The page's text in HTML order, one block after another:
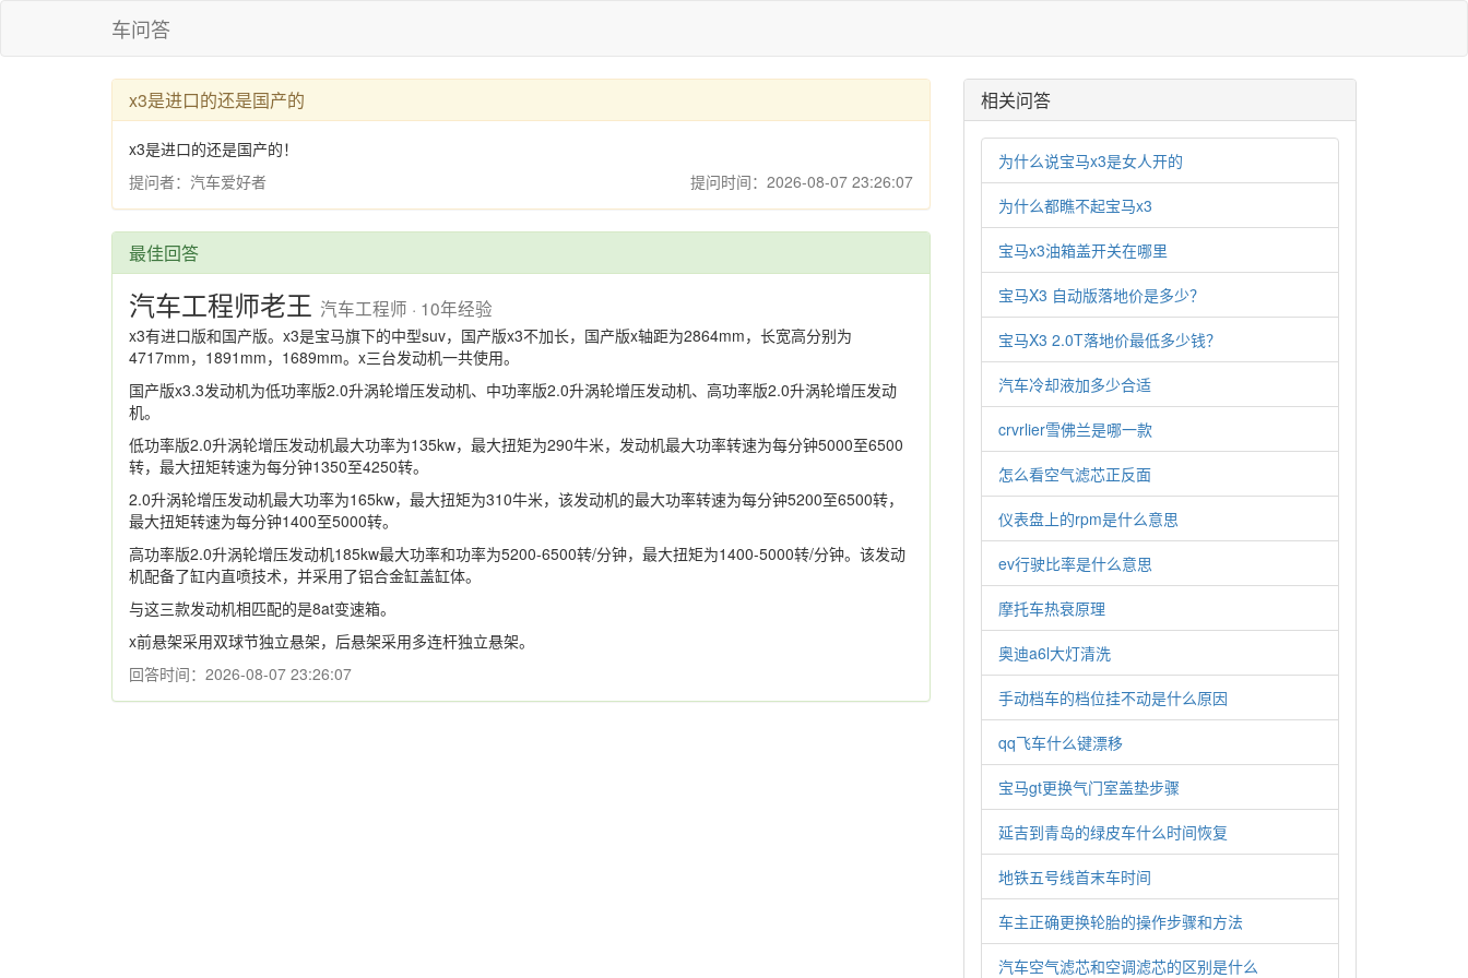
车问答
x3是进口的还是国产的
x3是进口的还是国产的！
提问者：汽车爱好者
提问时间：2026-08-07 23:26:07
最佳回答
汽车工程师老王 汽车工程师 · 10年经验
x3有进口版和国产版。x3是宝马旗下的中型suv，国产版x3不加长，国产版x轴距为2864mm，长宽高分别为
4717mm，1891mm，1689mm。x三台发动机一共使用。
国产版x3.3发动机为低功率版2.0升涡轮增压发动机、中功率版2.0升涡轮增压发动机、高功率版2.0升涡轮增压发动
机。
低功率版2.0升涡轮增压发动机最大功率为135kw，最大扭矩为290牛米，发动机最大功率转速为每分钟5000至6500
转，最大扭矩转速为每分钟1350至4250转。
2.0升涡轮增压发动机最大功率为165kw，最大扭矩为310牛米，该发动机的最大功率转速为每分钟5200至6500转，
最大扭矩转速为每分钟1400至5000转。
高功率版2.0升涡轮增压发动机185kw最大功率和功率为5200-6500转/分钟，最大扭矩为1400-5000转/分钟。该发动
机配备了缸内直喷技术，并采用了铝合金缸盖缸体。
与这三款发动机相匹配的是8at变速箱。
x前悬架采用双球节独立悬架，后悬架采用多连杆独立悬架。
回答时间：2026-08-07 23:26:07
相关问答
为什么说宝马x3是女人开的
为什么都瞧不起宝马x3
宝马x3油箱盖开关在哪里
宝马X3 自动版落地价是多少？
宝马X3 2.0T落地价最低多少钱？
汽车冷却液加多少合适
crvrlier雪佛兰是哪一款
怎么看空气滤芯正反面
仪表盘上的rpm是什么意思
ev行驶比率是什么意思
摩托车热衰原理
奥迪a6l大灯清洗
手动档车的档位挂不动是什么原因
qq飞车什么键漂移
宝马gt更换气门室盖垫步骤
延吉到青岛的绿皮车什么时间恢复
地铁五号线首末车时间
车主正确更换轮胎的操作步骤和方法
汽车空气滤芯和空调滤芯的区别是什么